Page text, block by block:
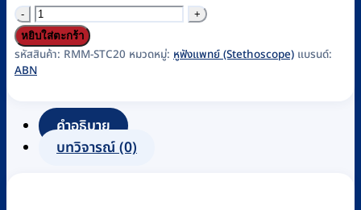
จำนวน
หู
ฟัง
แพทย์
ABN
รุ่น
หยิบใส่ตะกร้า
รหัสสินค้า: RMM-STC20 หมวดหมู่: หูฟังแพทย์ (Stethoscope) แบรนด์:
ABN
คำอธิบาย
บทวิจารณ์ (0)